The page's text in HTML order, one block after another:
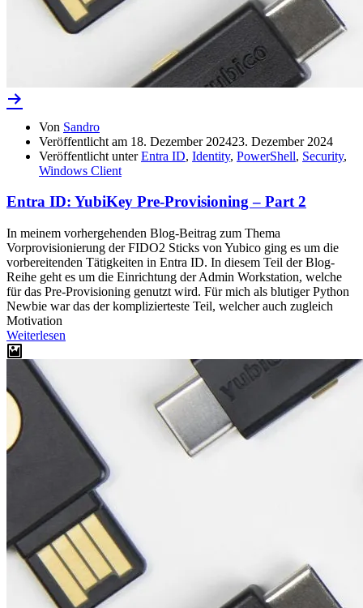
Von Sandro
Veröffentlicht am 18. Dezember 202423. Dezember 2024
Veröffentlicht unterEntra ID, Identity, PowerShell, Security,
Windows Client
Entra ID: YubiKey Pre-Provisioning – Part 2
In meinem vorhergehenden Blog-Beitrag zum Thema
Vorprovisionierung der FIDO2 Sticks von Yubico ging es um die
vorbereitenden Tätigkeiten in Entra ID. In diesem Teil der Blog-
Reihe geht es um die Einrichtung der Admin Workstation, welche
für das Pre-Provisioning genutzt wird. Für mich als blutiger Python
Newbie war das der komplizierteste Teil, welcher auch zugleich
Motivation
Weiterlesen